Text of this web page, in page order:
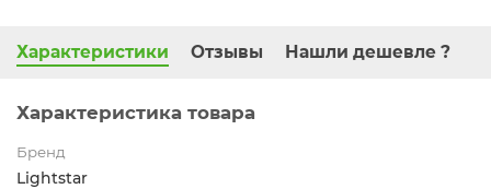
Характеристики Отзывы Нашли дешевле ?
Характеристика товара
Бренд
Lightstar